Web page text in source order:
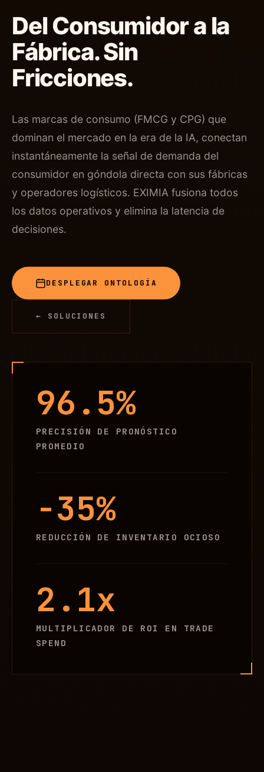
Del Consumidor a la
Fábrica. Sin
Fricciones.
Las marcas de consumo (FMCG y CPG) que
dominan el mercado en la era de la IA, conectan
instantáneamente la señal de demanda del
consumidor en góndola directa con sus fábricas
y operadores logísticos. EXIMIA fusiona todos
los datos operativos y elimina la latencia de
decisiones.
DESPLEGAR ONTOLOGÍA
← SOLUCIONES
96.5%
PRECISIÓN DE PRONÓSTICO
PROMEDIO
-35%
REDUCCIÓN DE INVENTARIO OCIOSO
2.1x
MULTIPLICADOR DE ROI EN TRADE
SPEND